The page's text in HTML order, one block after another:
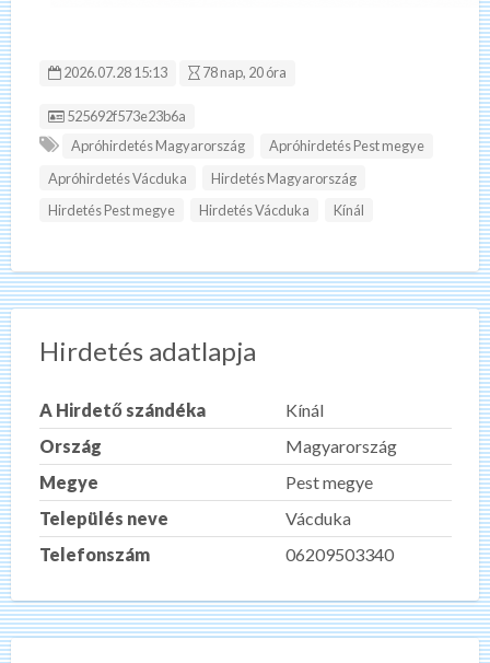
2026.07.28 15:13 78 nap, 20 óra
Hirdetés ID:
525692f573e23b6a
Apróhirdetés Magyarország
Apróhirdetés Pest megye
Apróhirdetés Vácduka
Hirdetés Magyarország
Hirdetés Pest megye
Hirdetés Vácduka Kínál
Hirdetés adatlapja
A Hirdető szándéka
Kínál
Ország
Magyarország
Megye
Pest megye
Település neve
Vácduka
Telefonszám
06209503340